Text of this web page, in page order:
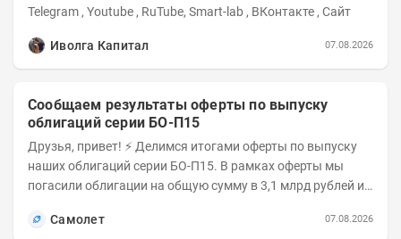
Telegram , Youtube , RuTube, Smart-lab , ВКонтакте , Сайт
Иволга Капитал 07.08.2026
Сообщаем результаты оферты по выпуску
облигаций серии БО-П15
Друзья, привет! ⚡️ Делимся итогами оферты по выпуску
наших облигаций серии БО-П15. В рамках оферты мы
погасили облигации на общую сумму в 3,1 млрд рублей из
Самолет
07.08.2026